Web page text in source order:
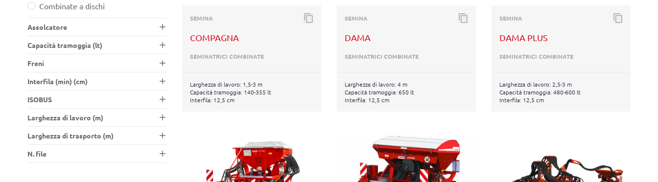
Combinate a dischi
Combinate a dischi
Assolcatore
Capacità tramoggia (lt)
Freni
Interfila (min) (cm)
ISOBUS
Larghezza di lavoro (m)
Larghezza di trasporto (m)
N. file
SEMINA
COMPAGNA
SEMINATRICI COMBINATE
Larghezza di lavoro: 1,5-3 m
Capacità tramoggia: 140-355 lt
Interfila: 12,5 cm
SEMINA
DAMA
SEMINATRICI COMBINATE
Larghezza di lavoro: 4 m
Capacità tramoggia: 650 lt
Interfila: 12,5 cm
SEMINA
DAMA PLUS
SEMINATRICI COMBINATE
Larghezza di lavoro: 2,5-3 m
Capacità tramoggia: 480-600 lt
Interfila: 12,5 cm